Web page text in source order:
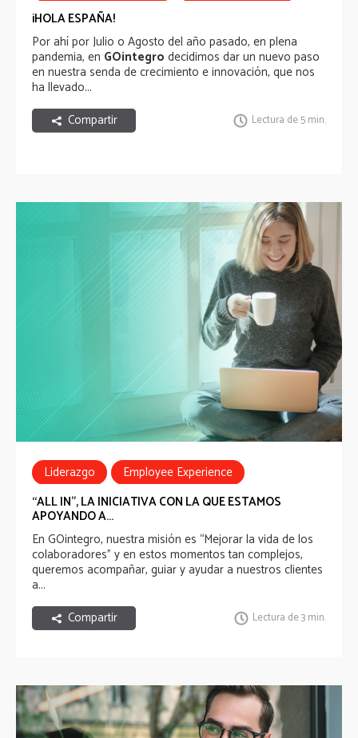
España
Expansión Internacional
¡HOLA ESPAÑA!
Por ahí por Julio o Agosto del año pasado, en plena
pandemia, en GOintegro decidimos dar un nuevo paso
en nuestra senda de crecimiento e innovación, que nos
ha llevado...
Compartir
Lectura de 5 min.
Liderazgo
Employee Experience
Cultura Organizacional
Employee Communications
“ALL IN”, LA INICIATIVA CON LA QUE ESTAMOS
APOYANDO A...
En GOintegro, nuestra misión es “Mejorar la vida de los
colaboradores” y en estos momentos tan complejos,
queremos acompañar, guiar y ayudar a nuestros clientes
a...
Compartir
Lectura de 3 min.